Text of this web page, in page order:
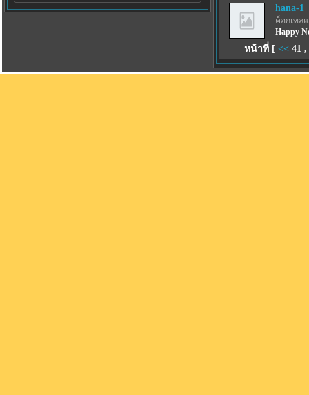
hana-1
ค็อกเทล
Happy
หน้าที่ [ << 41,